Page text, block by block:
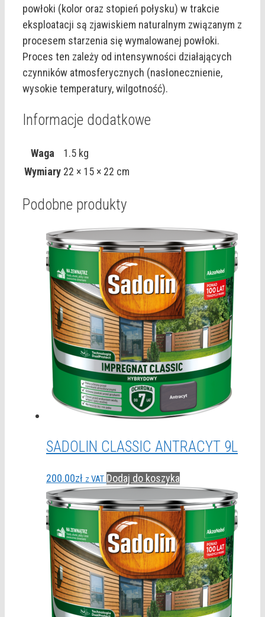
powłoki (kolor oraz stopień połysku) w trakcie
eksploatacji są zjawiskiem naturalnym związanym z
procesem starzenia się wymalowanej powłoki.
Proces ten zależy od intensywności działających
czynników atmosferycznych (nasłonecznienie,
wysokie temperatury, wilgotność).
Informacje dodatkowe
Waga
1.5 kg
Wymiary 22 × 15 × 22 cm
Podobne produkty
SADOLIN CLASSIC ANTRACYT 9L
200.00zł z VAT Dodaj do koszyka